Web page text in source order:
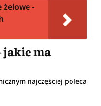
żelowe -
jakie ma
najczęściej poleca